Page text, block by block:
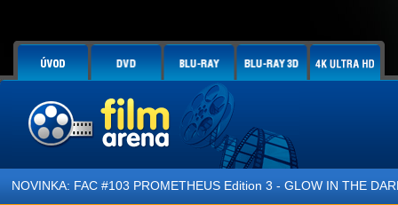
NOVINKA: FAC #103 PROMETHEUS Edition 3 - GLOW IN THE